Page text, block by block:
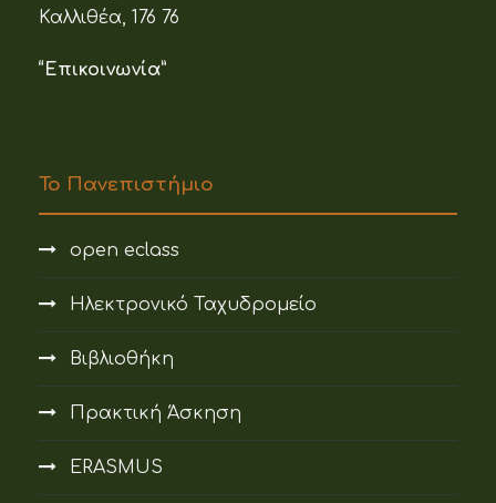
Καλλιθέα, 176 76
“Επικοινωνία”
Το Πανεπιστήμιο
open eclass
Ηλεκτρονικό Ταχυδρομείο
Βιβλιοθήκη
Πρακτική Άσκηση
ERASMUS